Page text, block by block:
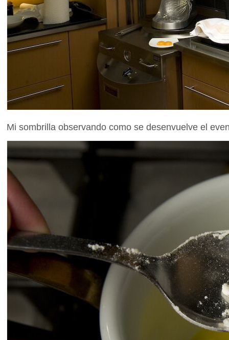
Mi sombrilla observando como se desenvuelve el